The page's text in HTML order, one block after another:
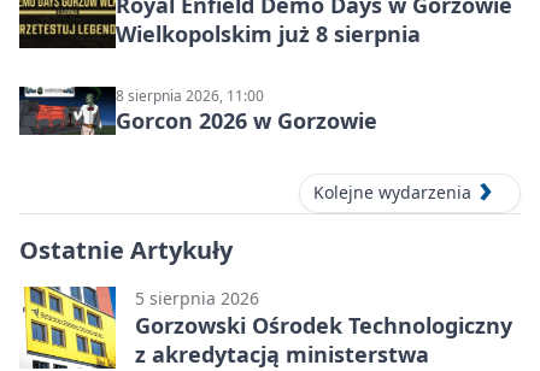
Wielkopolskim już 8 sierpnia
8 sierpnia 2026, 11:00
Gorcon 2026 w Gorzowie
Kolejne wydarzenia
Ostatnie Artykuły
5 sierpnia 2026
Gorzowski Ośrodek Technologiczny
z akredytacją ministerstwa